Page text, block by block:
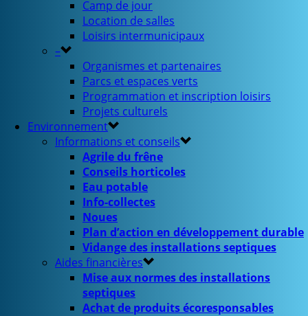
Camp de jour
Location de salles
Loisirs intermunicipaux
–
Organismes et partenaires
Parcs et espaces verts
Programmation et inscription loisirs
Projets culturels
Environnement
Informations et conseils
Agrile du frêne
Conseils horticoles
Eau potable
Info-collectes
Noues
Plan d’action en développement durable
Vidange des installations septiques
Aides financières
Mise aux normes des installations
septiques
Achat de produits écoresponsables